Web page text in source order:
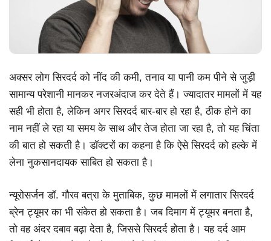
अक्सर लोग सिरदर्द को नींद की कमी, तनाव या पानी कम पीने से जुड़ी
सामान्य परेशानी मानकर नजरअंदाज कर देते हैं। ज्यादातर मामलों में यह
सही भी होता है, लेकिन अगर सिरदर्द बार-बार हो रहा है, ठीक होने का
नाम नहीं ले रहा या समय के साथ और तेज होता जा रहा है, तो यह चिंता
की बात हो सकती है। डॉक्टरों का कहना है कि ऐसे सिरदर्द को हल्के में
लेना नुकसानदायक साबित हो सकता है।
न्यूरोसर्जन डॉ. गौरव बत्रा के मुताबिक, कुछ मामलों में लगातार सिरदर्द
ब्रेन ट्यूमर का भी संकेत हो सकता है। जब दिमाग में ट्यूमर बनता है,
तो वह अंदर दबावबढ़ा देता है, जिससे सिरदर्द होता है। यह दर्द आम